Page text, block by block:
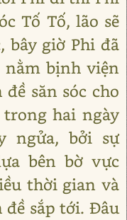
Tố Tố, lão sẽ
bây giờ Phi đã
bịnh viện
săn sóc cho
hai ngày
ngửa, bởi sự
bên bờ vực
thời gian và
sắp tới. Đâu